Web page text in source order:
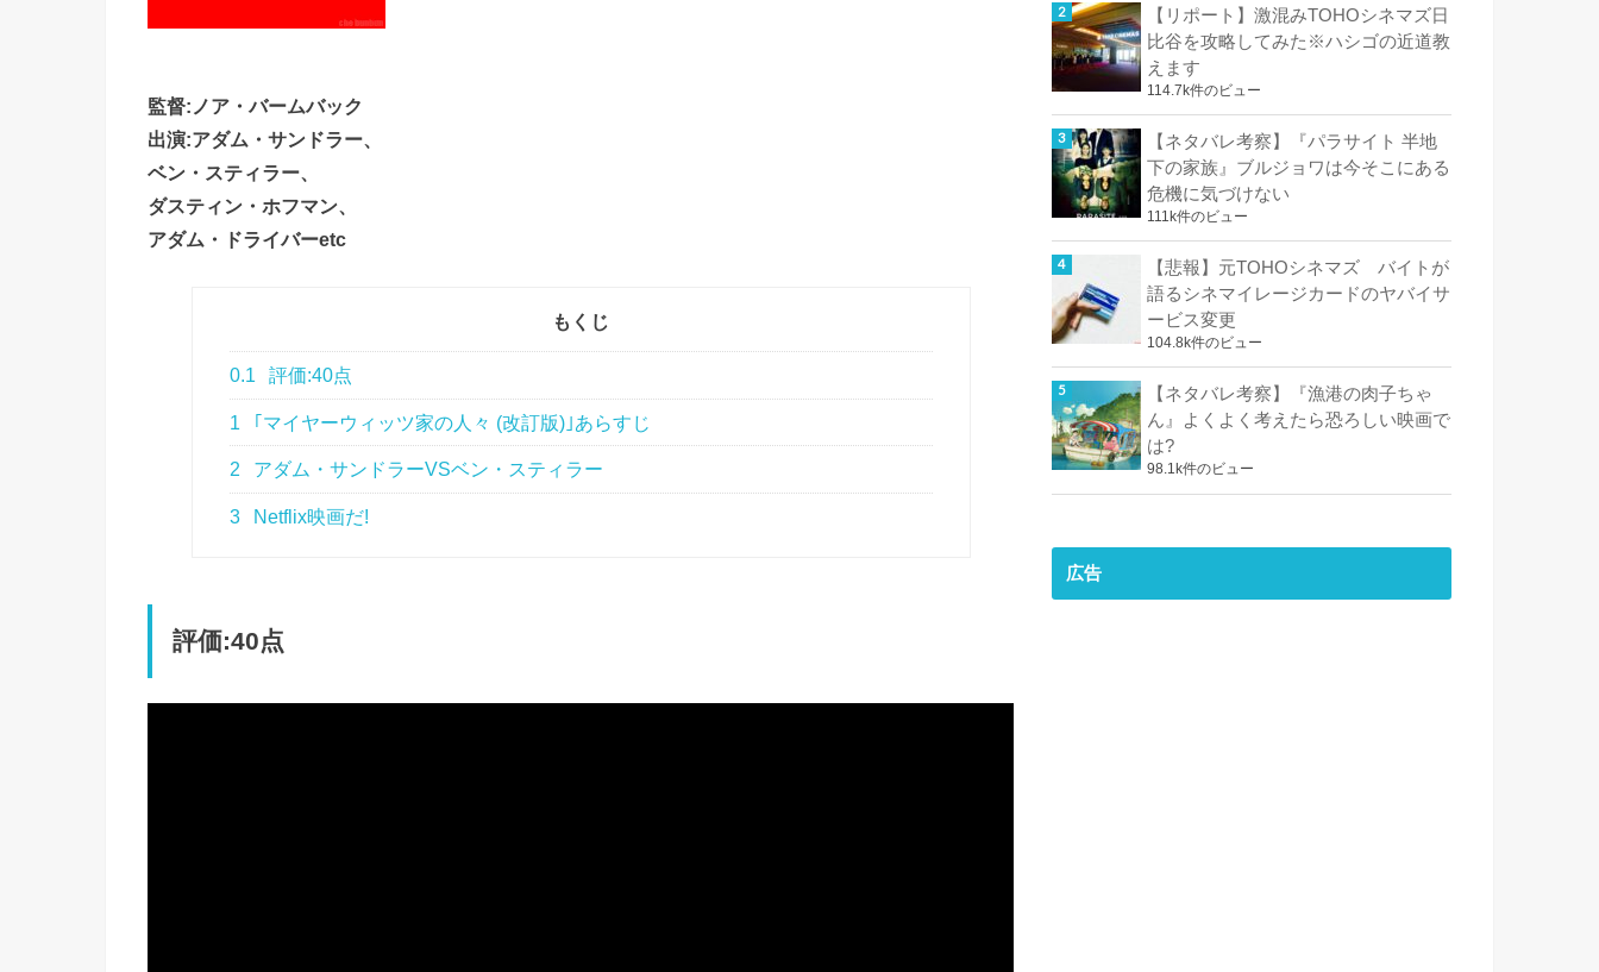
監督:ノア・バームバック
出演:アダム・サンドラー、
ベン・スティラー、
ダスティン・ホフマン、
アダム・ドライバーetc
もくじ
0.1 評価:40点
1 ｢マイヤーウィッツ家の人々 (改訂版)｣あらすじ
2 アダム・サンドラーVSベン・スティラー
3 Netflix映画だ!
評価:40点
【リポート】激混みTOHOシネマズ日
比谷を攻略してみた※ハシゴの近道教
えます
114.7k件のビュー
【ネタバレ考察】『パラサイト 半地
下の家族』ブルジョワは今そこにある
危機に気づけない
111k件のビュー
【悲報】元TOHOシネマズ バイトが
語るシネマイレージカードのヤバイサ
ービス変更
104.8k件のビュー
【ネタバレ考察】『漁港の肉子ちゃ
ん』よくよく考えたら恐ろしい映画で
は?
98.1k件のビュー
広告